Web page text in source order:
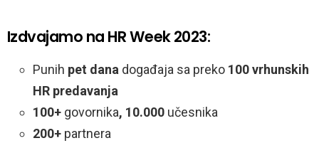
Izdvajamo na HR Week 2023:
Punih pet dana događaja sa preko 100 vrhunskih
HR predavanja
100+ govornika, 10.000 učesnika
200+ partnera